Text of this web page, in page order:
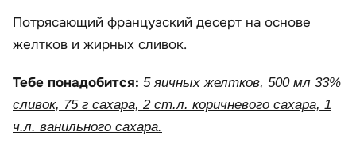
Потрясающий французский десерт на основе
желтков и жирных сливок.
Тебе понадобится: 5 яичных желтков, 500 мл 33%
сливок, 75 г сахара, 2 ст.л. коричневого сахара, 1
ч.л. ванильного сахара.